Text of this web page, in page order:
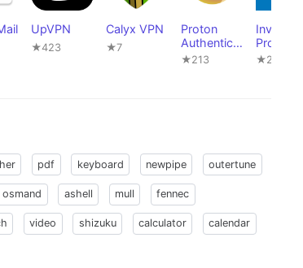
UpVPN
★423
Calyx VPN
★7
Proton
Authenticat
or
★213
InviZible
Pro
★2,683
pdf keyboard newpipe outertune
osmand ashell mull fennec
video shizuku calculator calendar